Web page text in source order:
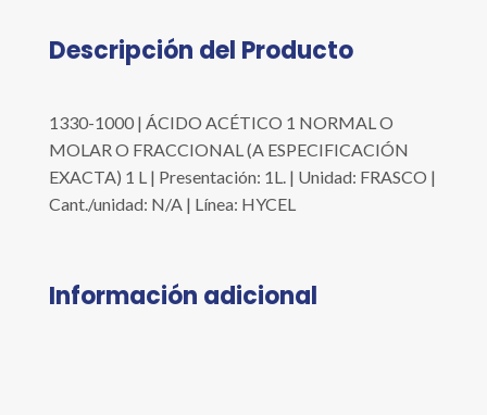
Descripción del Producto
1330-1000 | ÁCIDO ACÉTICO 1 NORMAL O
MOLAR O FRACCIONAL (A ESPECIFICACIÓN
EXACTA) 1 L | Presentación: 1L. | Unidad: FRASCO |
Cant./unidad: N/A | Línea: HYCEL
Información adicional